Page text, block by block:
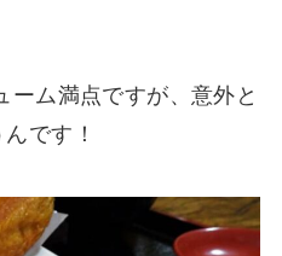
ーム満点ですが、意外と
です！